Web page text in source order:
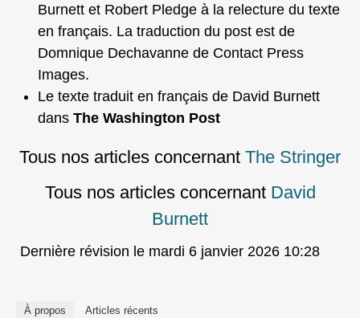
Burnett et Robert Pledge à la relecture du texte
en français. La traduction du post est de
Domnique Dechavanne de Contact Press
Images.
Le texte traduit en français de David Burnett
dans The Washington Post
Tous nos articles concernant The Stringer
Tous nos articles concernant David
Burnett
Dernière révision le mardi 6 janvier 2026 10:28
À propos Articles récents